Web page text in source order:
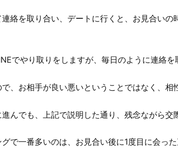
絡を取り合い、デートに行くと、お見合い
でやり取りをしますが、毎日のように連絡
、お相手が良い悪いということではなく、相
んでも、上記で説明した通り、残念ながら交
で一番多いのは、お見合い後に1度目に会った